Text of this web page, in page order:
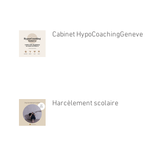
Cabinet HypoCoachingGeneve
Harcèlement scolaire